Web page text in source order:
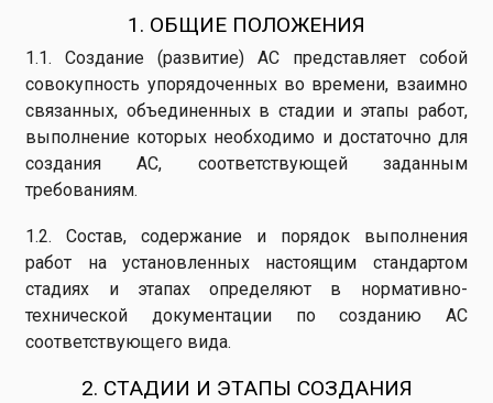
1. ОБЩИЕ ПОЛОЖЕНИЯ
1.1. Создание (развитие) АС представляет собой
совокупность упорядоченных во времени, взаимно
связанных, объединенных в стадии и этапы работ,
выполнение которых необходимо и достаточно для
создания АС, соответствующей заданным
требованиям.
1.2. Состав, содержание и порядок выполнения
работ на установленных настоящим стандартом
стадиях и этапах определяют в нормативно-
технической документации по созданию АС
соответствующего вида.
2. СТАДИИ И ЭТАПЫ СОЗДАНИЯ